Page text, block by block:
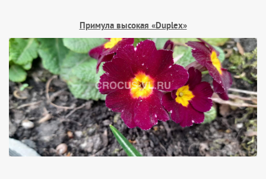
Примула высокая «Duplex»